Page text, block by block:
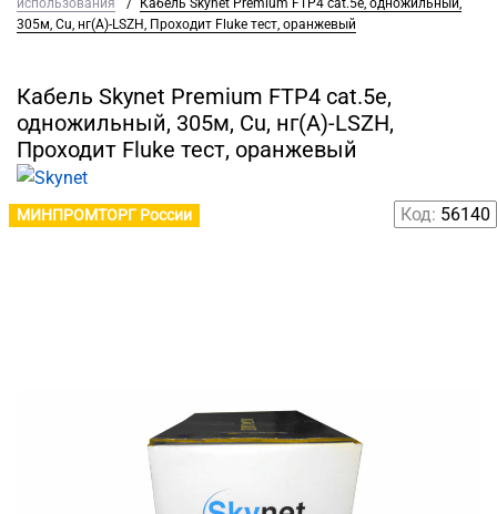
использования
/
Кабель Skynet Premium FTP4 cat.5е, одножильный,
305м, Cu, нг(А)-LSZH, Проходит Fluke тест, оранжевый
Кабель Skynet Premium FTP4 cat.5е,
одножильный, 305м, Cu, нг(А)-LSZH,
Проходит Fluke тест, оранжевый
МИНПРОМТОРГ России Код: 56140